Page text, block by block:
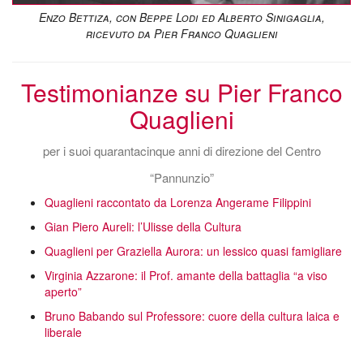
Enzo Bettiza, con Beppe Lodi ed Alberto Sinigaglia,
ricevuto da Pier Franco Quaglieni
Testimonianze su Pier Franco
Quaglieni
per i suoi quarantacinque anni di direzione del Centro
“Pannunzio”
Quaglieni raccontato da Lorenza Angerame Filippini
Gian Piero Aureli: l’Ulisse della Cultura
Quaglieni per Graziella Aurora: un lessico quasi famigliare
Virginia Azzarone: il Prof. amante della battaglia “a viso
aperto”
Bruno Babando sul Professore: cuore della cultura laica e
liberale